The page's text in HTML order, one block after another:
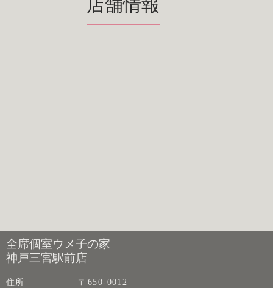
店舗情報
全席個室ウメ子の家
神戸三宮駅前店
住所
〒650-0012